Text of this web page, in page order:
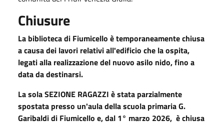
Chiusure
La biblioteca di Fiumicello è temporaneamente chiusa
a causa dei lavori relativi all'edificio che la ospita,
legati alla realizzazione del nuovo asilo nido, fino a
data da destinarsi.
La sola SEZIONE RAGAZZI è stata parzialmente
spostata presso un'aula della scuola primaria G.
Garibaldi di Fiumicello e, dal 1° marzo 2026, è chiusa